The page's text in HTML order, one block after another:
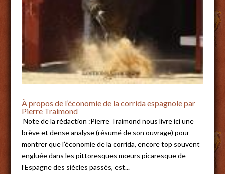
À propos de l’économie de la corrida espagnole par
Pierre Traimond
Note de la rédaction :Pierre Traimond nous livre ici une
brève et dense analyse (résumé de son ouvrage) pour
montrer que l’économie de la corrida, encore top souvent
engluée dans les pittoresques mœurs picaresque de
l’Espagne des siècles passés, est...